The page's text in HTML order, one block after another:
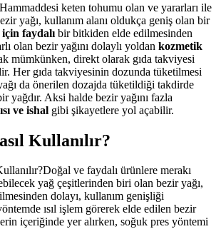
Hammaddesi keten tohumu olan ve yararları ile
yağı, kullanım alanı oldukça geniş olan bir
için faydalı bir bitkiden elde edilmesinden
olan bezir yağını dolaylı yoldan kozmetik
mümkünken, direkt olarak gıda takviyesi
Her gıda takviyesinin dozunda tüketilmesi
da önerilen dozajda tüketildiği takdirde
yağdır. Aksi halde bezir yağını fazla
ve ishal gibi şikayetlere yol açabilir.
Kullanılır?
Doğal ve faydalı ürünlere merakı
yağ çeşitlerinden biri olan bezir yağı,
dolayı, kullanım genişliği
ısıl işlem görerek elde edilen bezir
içeriğinde yer alırken, soğuk pres yöntemi